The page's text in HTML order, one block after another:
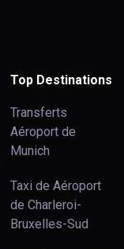
Top Destinations
Transferts
Aéroport de
Munich
Taxi de Aéroport
de Charleroi-
Bruxelles-Sud